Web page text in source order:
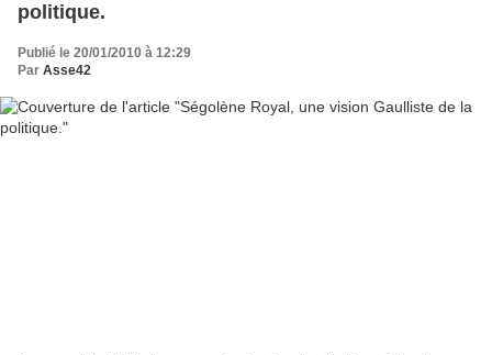
politique.
Publié le 20/01/2010 à 12:29
Par Asse42